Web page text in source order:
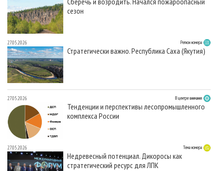
сезон
27.05.2026 Регион номера
Стратегически важно. Республика Саха (Якутия)
27.05.2026 В центре внимания
Тенденции и перспективы лесопромышленного
комплекса России
27.05.2026 Тема номера
Недревесный потенциал. Дикоросы как
стратегический ресурс для ЛПК